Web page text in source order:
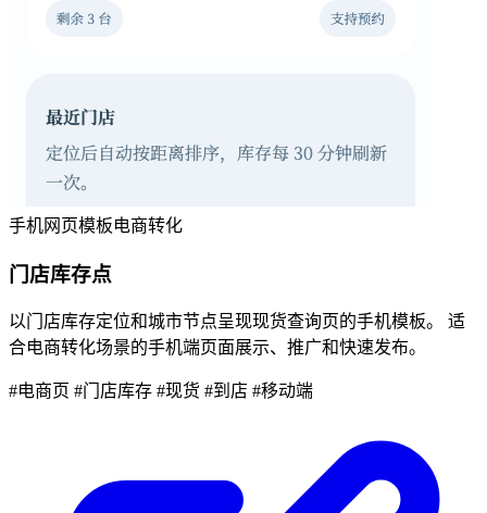
手机网页模板电商转化
门店库存点
以门店库存定位和城市节点呈现现货查询页的手机模板。 适
合电商转化场景的手机端页面展示、推广和快速发布。
#电商页 #门店库存 #现货 #到店 #移动端